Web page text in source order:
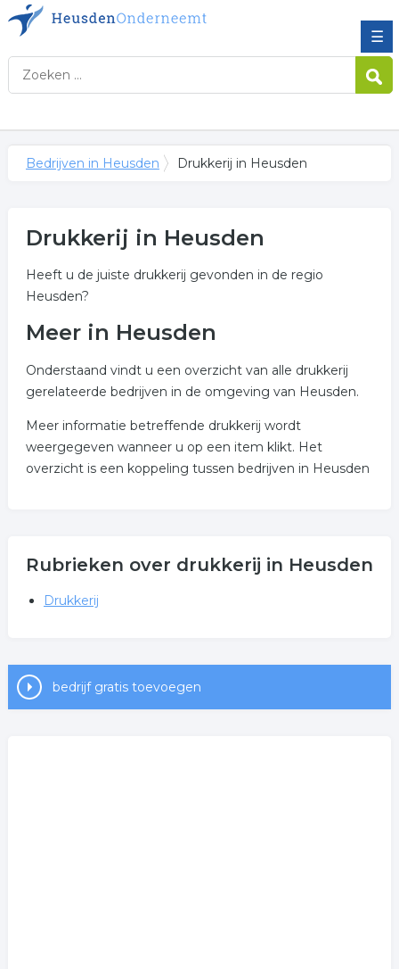
☰
Bedrijven in Heusden Drukkerij in Heusden
Drukkerij in Heusden
Heeft u de juiste drukkerij gevonden in de regio
Heusden?
Meer in Heusden
Onderstaand vindt u een overzicht van alle drukkerij
gerelateerde bedrijven in de omgeving van Heusden.
Meer informatie betreffende drukkerij wordt
weergegeven wanneer u op een item klikt. Het
overzicht is een koppeling tussen bedrijven in Heusden
Rubrieken over drukkerij in Heusden
Drukkerij
bedrijf gratis toevoegen